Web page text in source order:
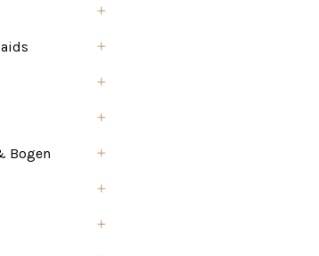
Bogen